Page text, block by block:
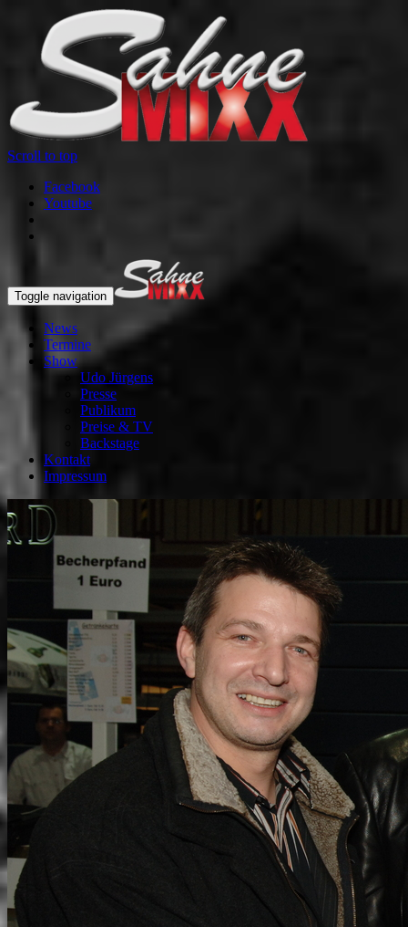
Scroll to top
Facebook
Youtube
Toggle navigation
News
Termine
Show
Udo Jürgens
Presse
Publikum
Preise & TV
Backstage
Kontakt
Impressum